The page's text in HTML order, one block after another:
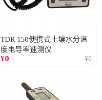
TDR 150便携式土壤水分温
度电导率速测仪
¥0 ¥0